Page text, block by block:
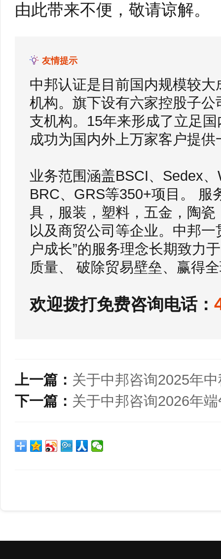
由此带来不便，敬请谅解
友情提示
中邦认证是目前国内规模较
机构。旗下设有六家控股子
支机构。15年来形成了立足
成功为国内外上万家客户提
业务范围涵盖BSCI、Sedex
BRC、GRS等350+项目。 服
具，服装，塑料，五金，陶
以及商贸公司等企业。中邦
户成长”的服务理念长期致力
质量、 破除贸易壁垒、赢得
欢迎拨打免费咨询电话：
上一篇： 关于中邦咨询2025年
下一篇： 关于中邦咨询2026年